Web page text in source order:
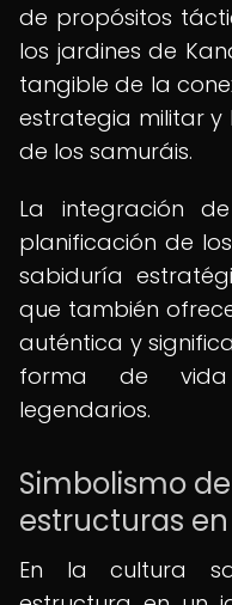
de propósitos
los jardines de
tangible de la
estrategia militar y
de los samuráis.
La integración
planificación de
sabiduría
que también
auténtica y
forma de
legendarios.
Simbolismo
estructuras
En la cultura